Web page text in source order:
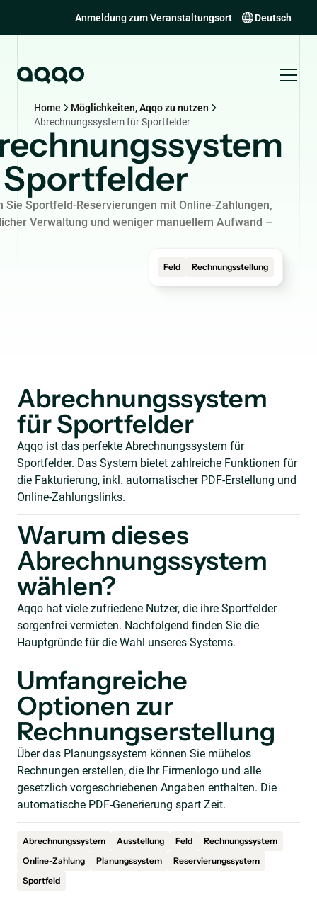
Anmeldung zum Veranstaltungsort Deutsch
Home
Möglichkeiten, Aqqo zu nutzen
Abrechnungssystem für Sportfelder
Sie Sportfeld-Reservierungen mit Online-Zahlungen,
Verwaltung und weniger manuellem Aufwand –
Feld Rechnungsstellung
Abrechnungssystem
für Sportfelder
Aqqo ist das perfekte Abrechnungssystem für
Sportfelder. Das System bietet zahlreiche Funktionen für
die Fakturierung, inkl. automatischer PDF-Erstellung und
Online-Zahlungslinks.
Warum dieses
Abrechnungssystem
wählen?
Aqqo hat viele zufriedene Nutzer, die ihre Sportfelder
sorgenfrei vermieten. Nachfolgend finden Sie die
Hauptgründe für die Wahl unseres Systems.
Umfangreiche
Optionen zur
Rechnungserstellung
Über das Planungssystem können Sie mühelos
Rechnungen erstellen, die Ihr Firmenlogo und alle
gesetzlich vorgeschriebenen Angaben enthalten. Die
automatische PDF-Generierung spart Zeit.
Abrechnungssystem Ausstellung Feld
Rechnungssystem
Online-Zahlung
Planungssystem
Reservierungssystem
Sportfeld